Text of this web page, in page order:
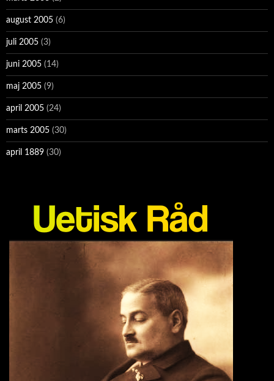
august 2005 (6)
juli 2005 (3)
juni 2005 (14)
maj 2005 (9)
april 2005 (24)
marts 2005 (30)
april 1889 (30)